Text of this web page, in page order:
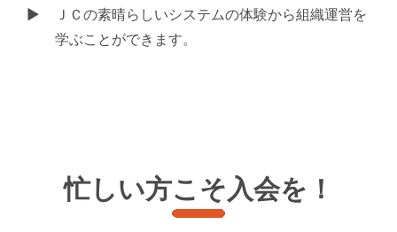
ＪＣの素晴らしいシステムの体験から組織運営を
学ぶことができます。
忙しい方こそ入会を！